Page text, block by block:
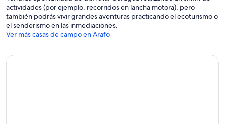
actividades (por ejemplo, recorridos en lancha motora), pero
también podrás vivir grandes aventuras practicando el ecoturismo o
el senderismo en las inmediaciones.
Ver más casas de campo en Arafo